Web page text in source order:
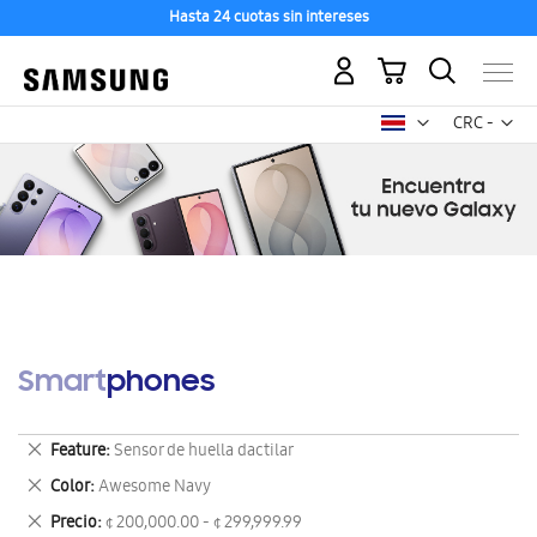
Hasta 24 cuotas sin intereses
CRC -
colón
Mi carrito
Smartphones
Feature Sensor de huella dactilar
Eliminar
este
artículo
Color Awesome Navy
Eliminar
este
Precio ¢ 200,000.00 - ¢ 299,999.99
Eliminar